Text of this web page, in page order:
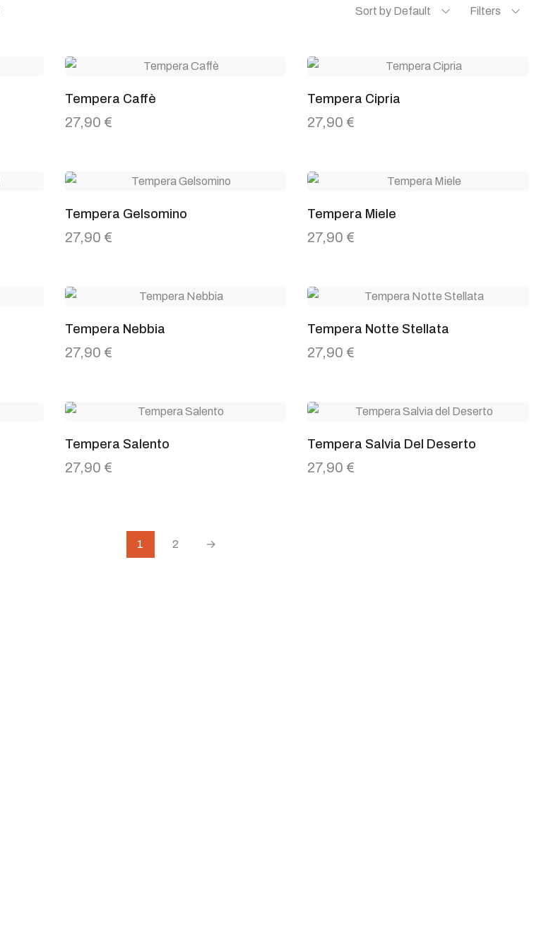
Sort by Default Filters
Tempera Caffè
27,90 €
Tempera Cipria
27,90 €
Tempera Gelsomino
27,90 €
Tempera Miele
27,90 €
Tempera Nebbia
27,90 €
Tempera Notte Stellata
27,90 €
Tempera Salento
27,90 €
Tempera Salvia Del Deserto
27,90 €
1 2 →